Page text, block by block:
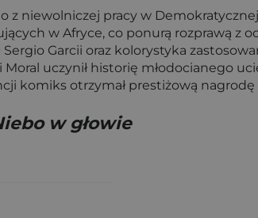
z niewolniczej pracy w
w Afryce, co ponurą rozprawą z
Garcii oraz kolorystyka
uczynił historię młodocianego
komiks otrzymał prestiżową
w głowie